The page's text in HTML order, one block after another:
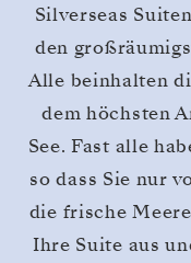
Silverseas
den
Alle beinhalten
dem höchsten
See. Fast alle
so dass Sie nur
die frische
Ihre Suite aus